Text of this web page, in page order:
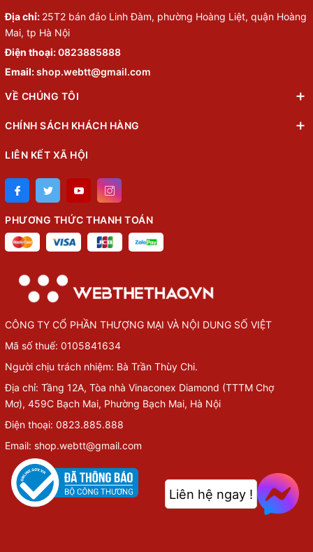
Địa chỉ: 25T2 bán đảo Linh Đàm, phường Hoàng Liệt, quận Hoàng
Mai, tp Hà Nội
Điện thoại:0823885888
Email:shop.webtt@gmail.com
VỀ CHÚNG TÔI
CHÍNH SÁCH KHÁCH HÀNG
LIÊN KẾT XÃ HỘI
PHƯƠNG THỨC THANH TOÁN
CÔNG TY CỔ PHẦN THƯỢNG MẠI VÀ NỘI DUNG SỐ VIỆT
Mã số thuế: 0105841634
Người chịu trách nhiệm: Bà Trần Thùy Chi.
Địa chỉ: Tầng 12A, Tòa nhà Vinaconex Diamond (TTTM Chợ
Mơ), 459C Bạch Mai, Phường Bạch Mai, Hà Nội
Điện thoại: 0823.885.888
Email: shop.webtt@gmail.com
Liên hệ ngay !